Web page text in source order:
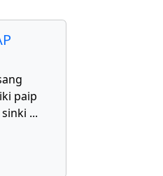
paip
...